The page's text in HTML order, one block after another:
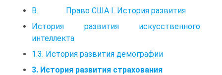
В. Право США I. История развития
История развития искусственного
интеллекта
1.3. История развития демографии
3. История развития страхования